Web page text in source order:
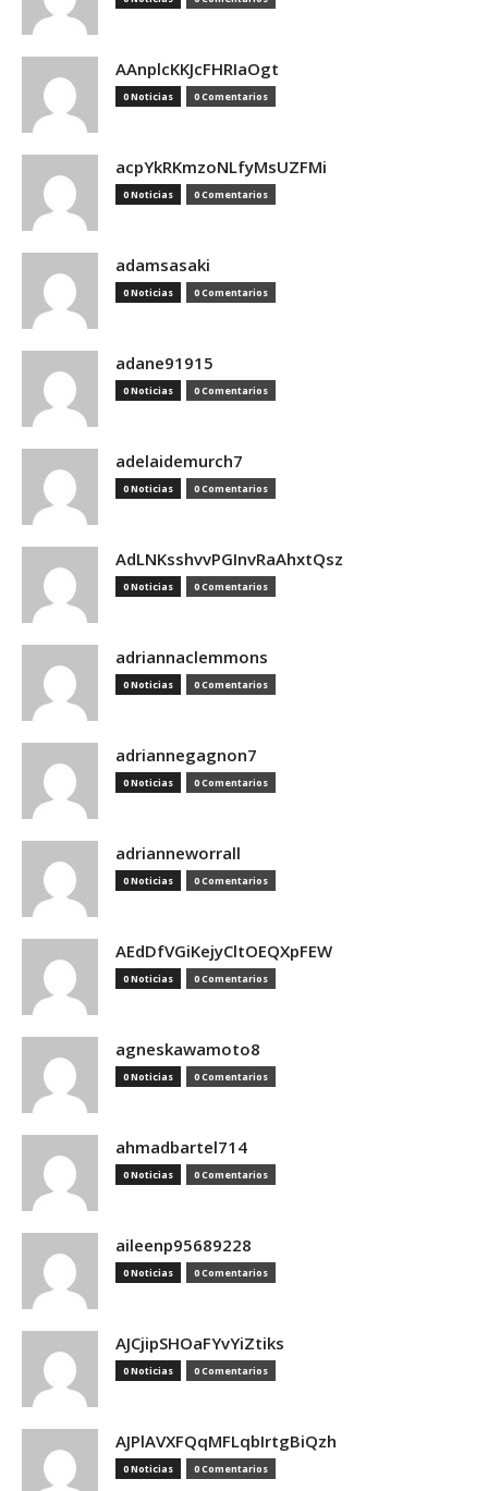
AAnplcKKJcFHRIaOgt
0 Noticias 0 Comentarios
acpYkRKmzoNLfyMsUZFMi
0 Noticias 0 Comentarios
adamsasaki
0 Noticias 0 Comentarios
adane91915
0 Noticias 0 Comentarios
adelaidemurch7
0 Noticias 0 Comentarios
AdLNKsshvvPGInvRaAhxtQsz
0 Noticias 0 Comentarios
adriannaclemmons
0 Noticias 0 Comentarios
adriannegagnon7
0 Noticias 0 Comentarios
adrianneworrall
0 Noticias 0 Comentarios
AEdDfVGiKejyCltOEQXpFEW
0 Noticias 0 Comentarios
agneskawamoto8
0 Noticias 0 Comentarios
ahmadbartel714
0 Noticias 0 Comentarios
aileenp95689228
0 Noticias 0 Comentarios
AJCjipSHOaFYvYiZtiks
0 Noticias 0 Comentarios
AJPlAVXFQqMFLqbIrtgBiQzh
0 Noticias 0 Comentarios